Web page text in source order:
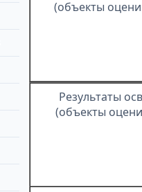
(объекты
Результаты
(объекты